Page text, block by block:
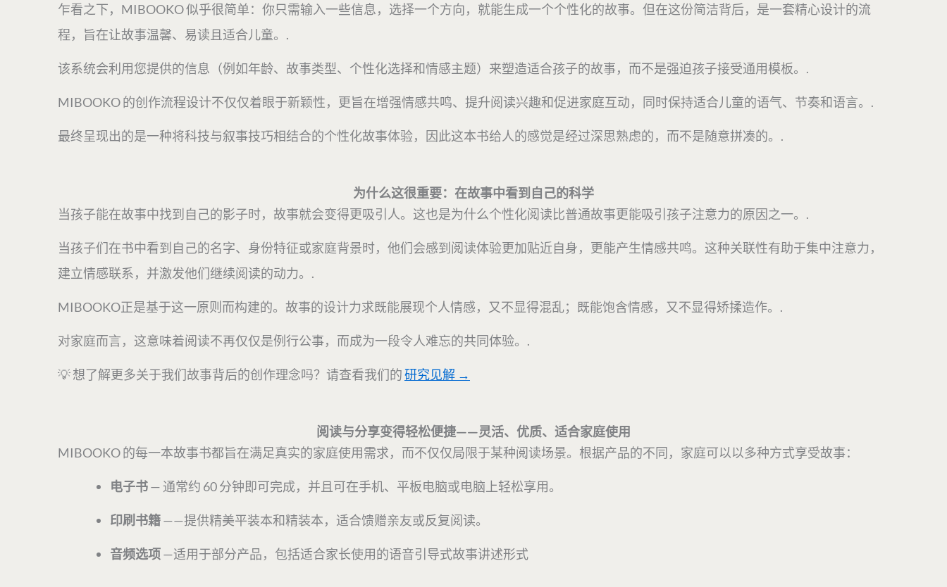
乍看之下，MIBOOKO 似乎很简单：你只需输入一些信息，选择一个方向，就能生成一个个性化的故事。但在这份简洁背后，是一套精心设计的流
程，旨在让故事温馨、易读且适合儿童。.
该系统会利用您提供的信息（例如年龄、故事类型、个性化选择和情感主题）来塑造适合孩子的故事，而不是强迫孩子接受通用模板。.
MIBOOKO 的创作流程设计不仅仅着眼于新颖性，更旨在增强情感共鸣、提升阅读兴趣和促进家庭互动，同时保持适合儿童的语气、节奏和语言。.
最终呈现出的是一种将科技与叙事技巧相结合的个性化故事体验，因此这本书给人的感觉是经过深思熟虑的，而不是随意拼凑的。.
为什么这很重要：在故事中看到自己的科学
当孩子能在故事中找到自己的影子时，故事就会变得更吸引人。这也是为什么个性化阅读比普通故事更能吸引孩子注意力的原因之一。.
当孩子们在书中看到自己的名字、身份特征或家庭背景时，他们会感到阅读体验更加贴近自身，更能产生情感共鸣。这种关联性有助于集中注意力，
建立情感联系，并激发他们继续阅读的动力。.
MIBOOKO正是基于这一原则而构建的。故事的设计力求既能展现个人情感，又不显得混乱；既能饱含情感，又不显得矫揉造作。.
对家庭而言，这意味着阅读不再仅仅是例行公事，而成为一段令人难忘的共同体验。.
💡 想了解更多关于我们故事背后的创作理念吗？请查看我们的研究见解 →
阅读与分享变得轻松便捷——灵活、优质、适合家庭使用
MIBOOKO 的每一本故事书都旨在满足真实的家庭使用需求，而不仅仅局限于某种阅读场景。根据产品的不同，家庭可以以多种方式享受故事：
电子书— 通常约 60 分钟即可完成，并且可在手机、平板电脑或电脑上轻松享用。
印刷书籍——提供精美平装本和精装本，适合馈赠亲友或反复阅读。
音频选项—适用于部分产品，包括适合家长使用的语音引导式故事讲述形式